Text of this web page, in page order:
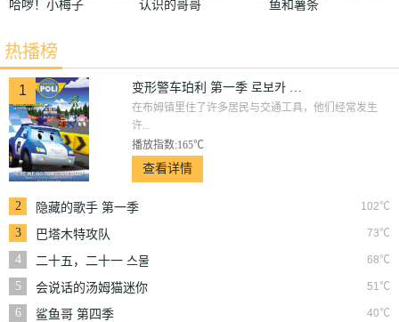
哈啰！小梅子
认识的哥哥
鱼和薯条
热播榜
1
在布姆镇里住了许多居民与交通工具，他们经常发生
许...
播放指数:165℃
查看详情
2 102℃
隐藏的歌手 第一季
히든싱어
3 73℃
巴塔木特攻队
4
68℃
二十五，二十一 스물
다섯 스물하나
5 51℃
会说话的汤姆猫迷你
家族
6 40℃
鲨鱼哥 第四季